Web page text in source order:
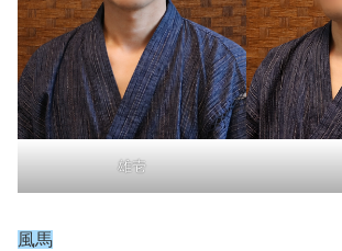
雄壱
風馬